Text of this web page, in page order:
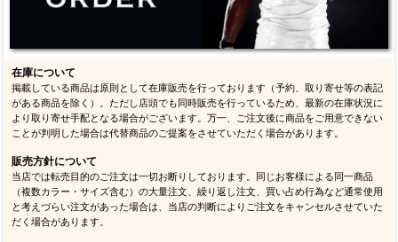
在庫について
掲載している商品は原則として在庫販売を行っております（予約、取り寄せ等の表記
がある商品を除く）。ただし店頭でも同時販売を行っているため、最新の在庫状況に
より取り寄せ手配となる場合がございます。万一、ご注文後に商品をご用意できない
ことが判明した場合は代替商品のご提案をさせていただく場合があります。
販売方針について
当店では転売目的のご注文は一切お断りしております。同じお客様による同一商品
（複数カラー・サイズ含む）の大量注文、繰り返し注文、買い占め行為など通常使用
と考えづらい注文があった場合は、当店の判断によりご注文をキャンセルさせていた
だく場合があります。